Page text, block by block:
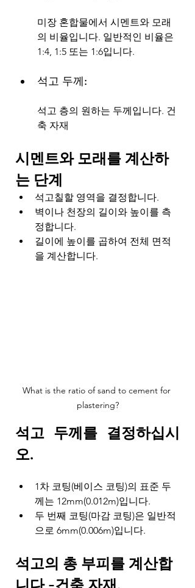
미장 혼합물에서 시멘트와 모래
의 비율입니다. 일반적인 비율은
1:4, 1:5 또는 1:6입니다.
석고 두께:
석고 층의 원하는 두께입니다. 건
축 자재
시멘트와 모래를 계산하
는 단계
석고칠할 영역을 결정합니다.
벽이나 천장의 길이와 높이를 측
정합니다.
길이에 높이를 곱하여 전체 면적
을 계산합니다.
What is the ratio of sand to cement for
plastering?
석고 두께를 결정하십시
오.
1차 코팅(베이스 코팅)의 표준 두
께는 12mm(0.012m)입니다.
두 번째 코팅(마감 코팅)은 일반적
으로 6mm(0.006m)입니다.
석고의 총 부피를 계산합